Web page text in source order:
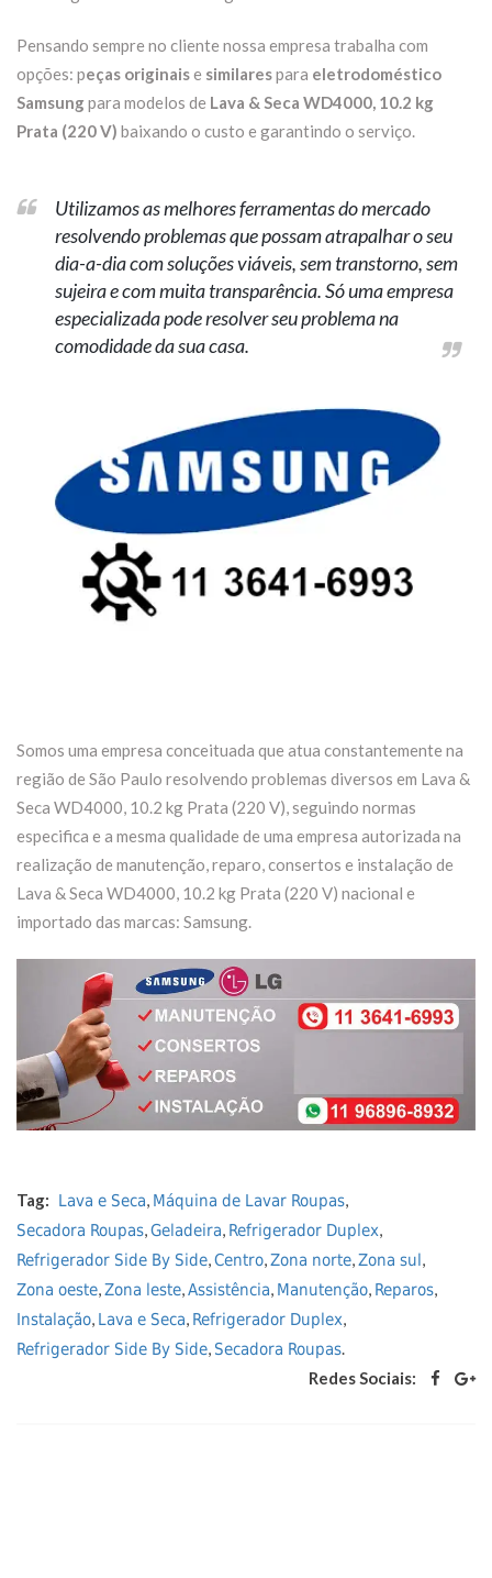
Pensando sempre no cliente nossa empresa trabalha com
opções: peças originaise similarespara eletrodoméstico
Samsungpara modelos de Lava & Seca WD4000, 10.2 kg
Prata (220 V) baixando o custo e garantindo o serviço.
Utilizamos as melhores ferramentas do mercado
resolvendo problemas que possam atrapalhar o seu
dia-a-dia com soluções viáveis, sem transtorno, sem
sujeira e com muita transparência. Só uma empresa
especializada pode resolver seu problema na
comodidade da sua casa.
Somos uma empresa conceituada que atua constantemente na
região de São Paulo resolvendo problemas diversos em Lava &
Seca WD4000, 10.2 kg Prata (220 V), seguindo normas
especifica e a mesma qualidade de uma empresa autorizada na
realização de manutenção, reparo, consertos e instalação de
Lava & Seca WD4000, 10.2 kg Prata (220 V) nacional e
importado das marcas: Samsung.
Tag: Lava e Seca, Máquina de Lavar Roupas,
Secadora Roupas,Geladeira, Refrigerador Duplex,
Refrigerador Side By Side,Centro,Zona norte,Zona sul,
Zona oeste,Zona leste,Assistência, Manutenção, Reparos,
Instalação, Lava e Seca, Refrigerador Duplex,
Refrigerador Side By Side, Secadora Roupas.
Redes Sociais: